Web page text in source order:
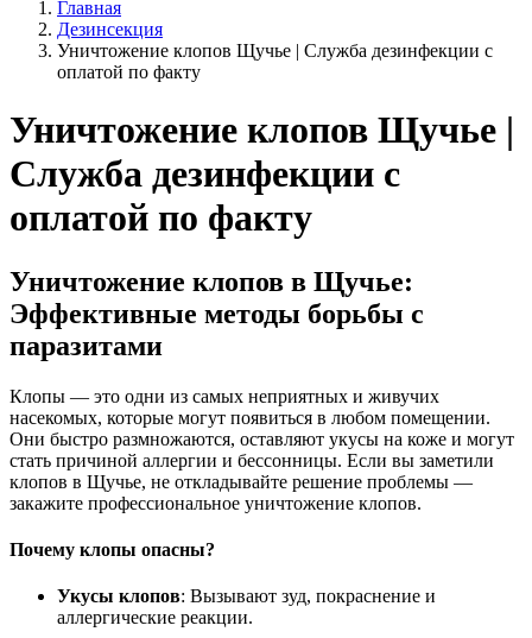
Главная
Дезинсекция
Уничтожение клопов Щучье | Служба дезинфекции с
оплатой по факту
Уничтожение клопов Щучье |
Служба дезинфекции с
оплатой по факту
Уничтожение клопов в Щучье:
Эффективные методы борьбы с
паразитами
Клопы — это одни из самых неприятных и живучих
насекомых, которые могут появиться в любом помещении.
Они быстро размножаются, оставляют укусы на коже и могут
стать причиной аллергии и бессонницы. Если вы заметили
клопов в Щучье, не откладывайте решение проблемы —
закажите профессиональное уничтожение клопов.
Почему клопы опасны?
Укусы клопов: Вызывают зуд, покраснение и
аллергические реакции.